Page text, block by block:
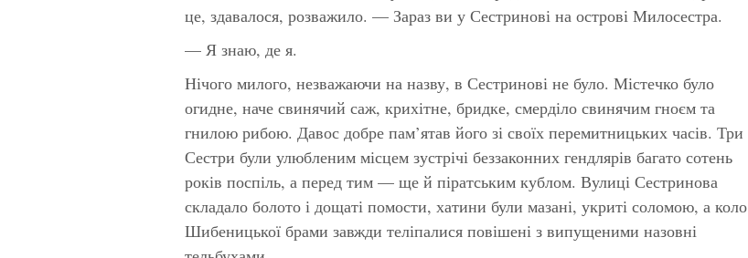
це, здавалося, розважило. — Зараз ви у Сестринові на острові Милосестра.
— Я знаю, де я.
Нічого милого, незважаючи на назву, в Сестринові не було. Містечко було
огидне, наче свинячий саж, крихітне, бридке, смерділо свинячим гноєм та
гнилою рибою. Давос добре пам’ятав його зі своїх перемитницьких часів. Три
Сестри були улюбленим місцем зустрічі беззаконних гендлярів багато сотень
років поспіль, а перед тим — ще й піратським кублом. Вулиці Сестринова
складало болото і дощаті помости, хатини були мазані, укриті соломою, а коло
Шибеницької брами завжди теліпалися повішені з випущеними назовні